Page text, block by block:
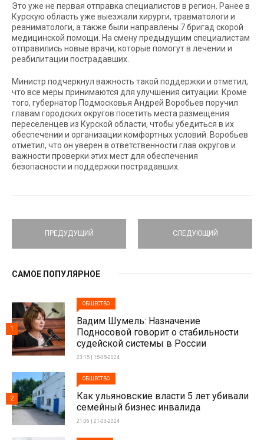
Это уже не первая отправка специалистов в регион. Ранее в
Курскую область уже выезжали хирурги, травматологи и
реаниматологи, а также были направлены 7 бригад скорой
медицинской помощи. На смену предыдущим специалистам
отправились новые врачи, которые помогут в лечении и
реабилитации пострадавших.
Министр подчеркнул важность такой поддержки и отметил,
что все меры принимаются для улучшения ситуации. Кроме
того, губернатор Подмосковья Андрей Воробьев поручил
главам городских округов посетить места размещения
переселенцев из Курской области, чтобы убедиться в их
обеспечении и организации комфортных условий. Воробьев
отметил, что он уверен в ответственности глав округов и
важности проверки этих мест для обеспечения
безопасности и поддержки пострадавших.
ПРЕДУДУЩИЙ СЛЕДУЮЩИЙ
САМОЕ ПОПУЛЯРНОЕ
ОБЩЕСТВО
Вадим Шумель: Назначение
Подносовой говорит о стабильности
судейской системы в России
23:15 | 15-05-2024
1
ОБЩЕСТВО
Как ульяновские власти 5 лет убивали
семейный бизнес инвалида
21:06 | 21-03-2024
2